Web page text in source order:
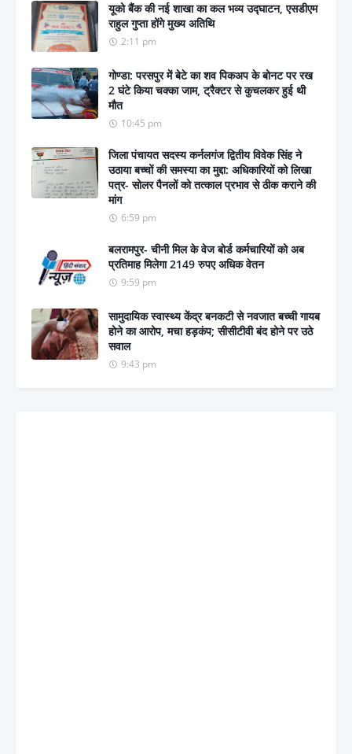
यूको बैंक की नई शाखा का कल भव्य उद्घाटन, एसडीएम
राहुल गुप्ता होंगे मुख्य अतिथि
2:11 pm
गोण्डा: परसपुर में बेटे का शव पिकअप के बोनट पर रख
2 घंटे किया चक्का जाम, ट्रैक्टर से कुचलकर हुई थी
मौत
10:45 pm
जिला पंचायत सदस्य कर्नलगंज द्वितीय विवेक सिंह ने
उठाया बच्चों की समस्या का मुद्दा: अधिकारियों को लिखा
पत्र- सोलर पैनलों को तत्काल प्रभाव से ठीक कराने की
मांग
6:59 pm
बलरामपुर- चीनी मिल के वेज बोर्ड कर्मचारियों को अब
प्रतिमाह मिलेगा 2149 रुपए अधिक वेतन
9:59 pm
सामुदायिक स्वास्थ्य केंद्र बनकटी से नवजात बच्ची गायब
होने का आरोप, मचा हड़कंप; सीसीटीवी बंद होने पर उठे
सवाल
9:43 pm